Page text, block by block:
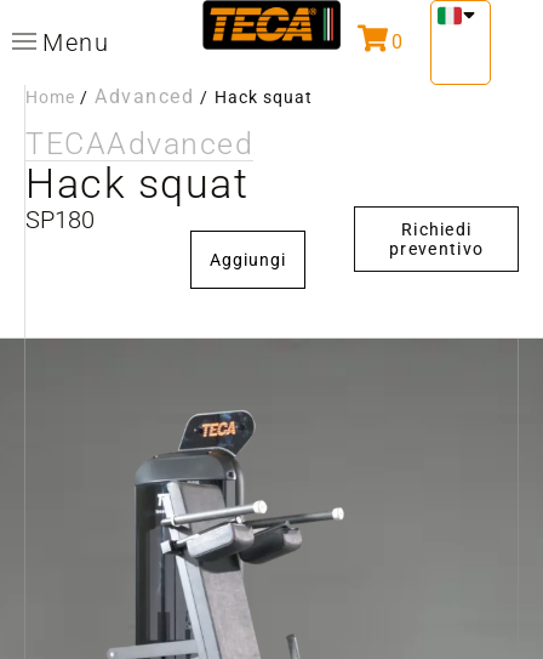
Menu 0
Home / Advanced / Hack squat
TECAAdvanced
Hack squat
SP180
Aggiungi
Richiedi
preventivo